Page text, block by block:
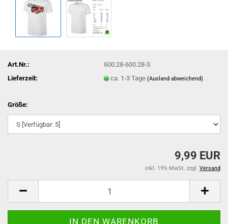
Art.Nr.:
600.28-600.28-S
Lieferzeit:
ca. 1-3 Tage(Ausland abweichend)
Größe:
9,99 EUR
inkl. 19% MwSt. zzgl. Versand